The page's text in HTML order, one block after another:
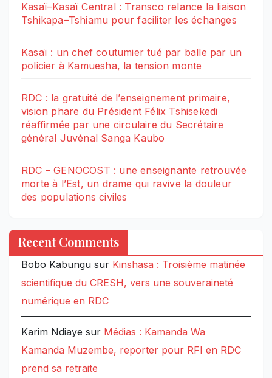
Kasaï–Kasaï Central : Transco relance la liaison
Tshikapa–Tshiamu pour faciliter les échanges
Kasaï : un chef coutumier tué par balle par un
policier à Kamuesha, la tension monte
RDC : la gratuité de l’enseignement primaire,
vision phare du Président Félix Tshisekedi
réaffirmée par une circulaire du Secrétaire
général Juvénal Sanga Kaubo
RDC – GENOCOST : une enseignante retrouvée
morte à l’Est, un drame qui ravive la douleur
des populations civiles
Recent Comments
Bobo Kabungu sur Kinshasa : Troisième matinée
scientifique du CRESH, vers une souveraineté
numérique en RDC
Karim Ndiaye sur Médias : Kamanda Wa
Kamanda Muzembe, reporter pour RFI en RDC
prend sa retraite